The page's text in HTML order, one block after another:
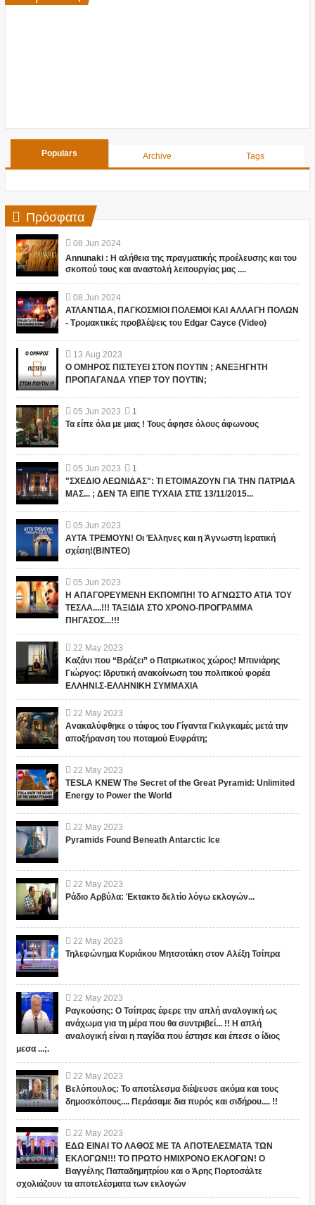
Populars Archive Tags
Πρόσφατα
08 Jun 2024
Annunaki : Η αλήθεια της πραγματικής προέλευσης και του
σκοπού τους και αναστολή λειτουργίας μας ....
08 Jun 2024
ΑΤΛΑΝΤΙΔΑ, ΠΑΓΚΟΣΜΙΟΙ ΠΟΛΕΜΟΙ ΚΑΙ ΑΛΛΑΓΗ ΠΟΛΩΝ
- Τρομακτικές προβλέψεις του Edgar Cayce (Video)
13 Aug 2023
Ο ΟΜΗΡΟΣ ΠΙΣΤΕΥΕΙ ΣΤΟΝ ΠΟΥΤΙΝ ; ΑΝΕΞΗΓΗΤΗ
ΠΡΟΠΑΓΑΝΔΑ ΥΠΕΡ ΤΟΥ ΠΟΥΤΙΝ;
05 Jun 2023
1
Τα είπε όλα με μιας ! Τους άφησε όλους άφωνους
05 Jun 2023
1
"ΣΧΕΔΙΟ ΛΕΩΝΙΔΑΣ": ΤΙ ΕΤΟΙΜΑΖΟΥΝ ΓΙΑ ΤΗΝ ΠΑΤΡΙΔΑ
ΜΑΣ... ; ΔΕΝ ΤΑ ΕΙΠΕ ΤΥΧΑΙΑ ΣΤΙΣ 13/11/2015...
05 Jun 2023
ΑΥΤΑ ΤΡΕΜΟΥΝ! Οι Έλληνες και η Άγνωστη Ιερατική
σχέση!(ΒΙΝΤΕΟ)
05 Jun 2023
Η ΑΠΑΓΟΡΕΥΜΕΝΗ ΕΚΠΟΜΠΗ! ΤΟ ΑΓΝΩΣΤΟ ΑΤΙΑ ΤΟΥ
ΤΕΣΛΑ....!!! ΤΑΞΙΔΙΑ ΣΤΟ ΧΡΟΝΟ-ΠΡΟΓΡΑΜΜΑ
ΠΗΓΑΣΟΣ...!!!
22 May 2023
Καζάνι που “Βράζει” ο Πατριωτικος χώρος! Μπινιάρης
Γιώργος: Ιδρυτική ανακοίνωση του πολιτικού φορέα
ΕΛΛΗΝΙ.Σ-ΕΛΛΗΝΙΚΗ ΣΥΜΜΑΧΙΑ
22 May 2023
Ανακαλύφθηκε ο τάφος του Γίγαντα Γκιλγκαμές μετά την
αποξήρανση του ποταμού Ευφράτη;
22 May 2023
TESLA KNEW The Secret of the Great Pyramid: Unlimited
Energy to Power the World
22 May 2023
Pyramids Found Beneath Antarctic Ice
22 May 2023
Ράδιο Αρβύλα: Έκτακτο δελτίο λόγω εκλογών...
22 May 2023
Τηλεφώνημα Κυριάκου Μητσοτάκη στον Αλέξη Τσίπρα
22 May 2023
Ραγκούσης: Ο Τσίπρας έφερε την απλή αναλογική ως
ανάχωμα για τη μέρα που θα συντριβεί... !! Η απλή
αναλογική είναι η παγίδα που έστησε και έπεσε ο ίδιος
μεσα ...;.
22 May 2023
Βελόπουλος: Το αποτέλεσμα διέψευσε ακόμα και τους
δημοσκόπους.... Περάσαμε δια πυρός και σιδήρου.... !!
22 May 2023
ΕΔΩ ΕΙΝΑΙ ΤΟ ΛΑΘΟΣ ΜΕ ΤΑ ΑΠΟΤΕΛΕΣΜΑΤΑ ΤΩΝ
ΕΚΛΟΓΩΝ!!! ΤΟ ΠΡΩΤΟ ΗΜΙΧΡΟΝΟ ΕΚΛΟΓΩΝ! Ο
Βαγγέλης Παπαδημητρίου και ο Άρης Πορτοσάλτε
σχολιάζουν τα αποτελέσματα των εκλογών